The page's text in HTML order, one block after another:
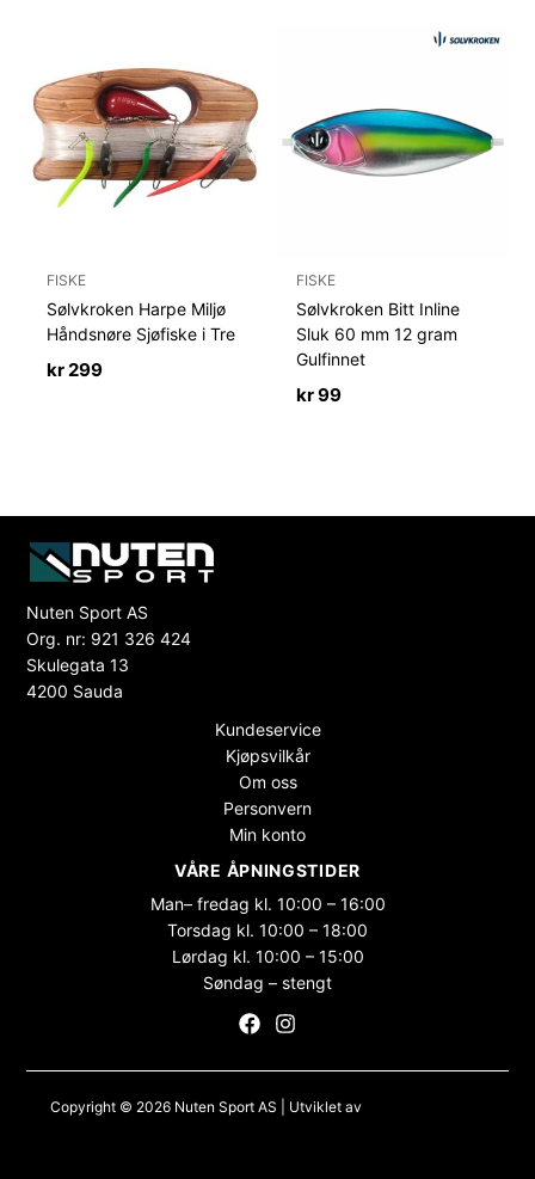
FISKE
Sølvkroken Harpe Miljø
Håndsnøre Sjøfiske i Tre
kr299
FISKE
Sølvkroken Bitt Inline
Sluk 60 mm 12 gram
Gulfinnet
kr99
Nuten Sport AS
Org. nr: 921 326 424
Skulegata 13
4200 Sauda
Kundeservice
Kjøpsvilkår
Om oss
Personvern
Min konto
VÅRE ÅPNINGSTIDER
Man– fredag kl. 10:00 – 16:00
Torsdag kl. 10:00 – 18:00
Lørdag kl. 10:00 – 15:00
Søndag – stengt
Copyright © 2026 Nuten Sport AS | Utviklet av